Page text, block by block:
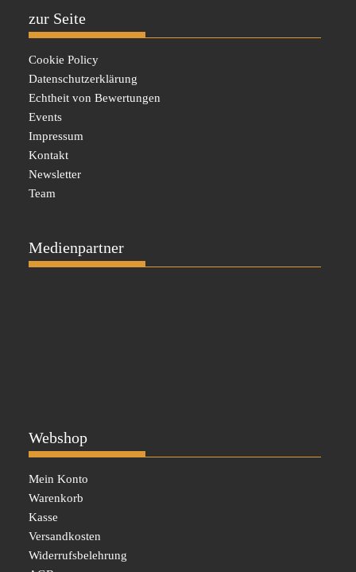
zur Seite
Cookie Policy
Datenschutzerklärung
Echtheit von Bewertungen
Events
Impressum
Kontakt
Newsletter
Team
Medienpartner
Webshop
Mein Konto
Warenkorb
Kasse
Versandkosten
Widerrufsbelehrung